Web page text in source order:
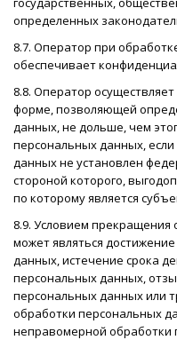
определенных
8.7. Оператор при
обеспечивает
8.8. Оператор
форме, позволяющей
данных, не дольше, чем
персональных данных,
данных не установлен
стороной которого,
по которому является
8.9. Условием
может являться
данных, истечение срока
персональных данных,
персональных данных или
обработки персональных
неправомерной обработки